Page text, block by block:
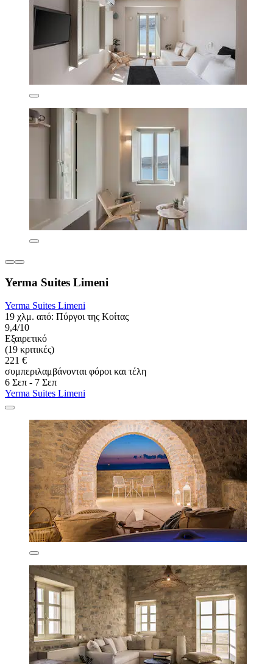
Yerma Suites Limeni
Yerma Suites Limeni
19 χλμ. από: Πύργοι της Κοίτας
9,4/10
Εξαιρετικό
(19 κριτικές)
221 €
συμπεριλαμβάνονται φόροι και τέλη
6 Σεπ - 7 Σεπ
Yerma Suites Limeni